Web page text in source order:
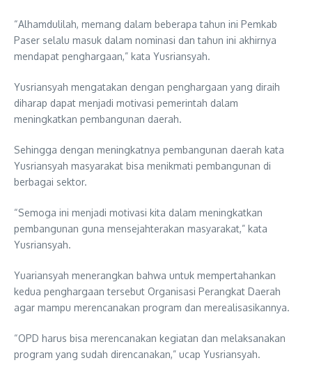
“Alhamdulilah, memang dalam beberapa tahun ini Pemkab
Paser selalu masuk dalam nominasi dan tahun ini akhirnya
mendapat penghargaan,” kata Yusriansyah.
Yusriansyah mengatakan dengan penghargaan yang diraih
diharap dapat menjadi motivasi pemerintah dalam
meningkatkan pembangunan daerah.
Sehingga dengan meningkatnya pembangunan daerah kata
Yusriansyah masyarakat bisa menikmati pembangunan di
berbagai sektor.
“Semoga ini menjadi motivasi kita dalam meningkatkan
pembangunan guna mensejahterakan masyarakat,” kata
Yusriansyah.
Yuariansyah menerangkan bahwa untuk mempertahankan
kedua penghargaan tersebut Organisasi Perangkat Daerah
agar mampu merencanakan program dan merealisasikannya.
“OPD harus bisa merencanakan kegiatan dan melaksanakan
program yang sudah direncanakan,” ucap Yusriansyah.